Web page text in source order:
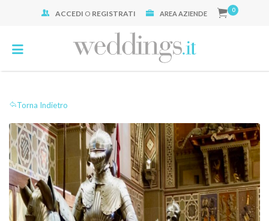
ACCEDI O REGISTRATI AREA AZIENDE 0
Torna Indietro